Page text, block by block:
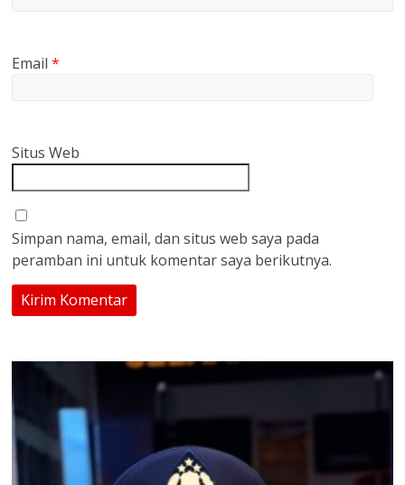
Email*
Situs Web
Simpan nama, email, dan situs web saya pada
peramban ini untuk komentar saya berikutnya.